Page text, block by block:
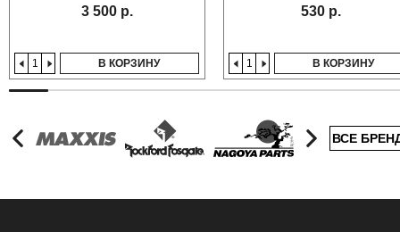
3 500 р.
В КОРЗИНУ
530 р.
В КОРЗИНУ
ВСЕ